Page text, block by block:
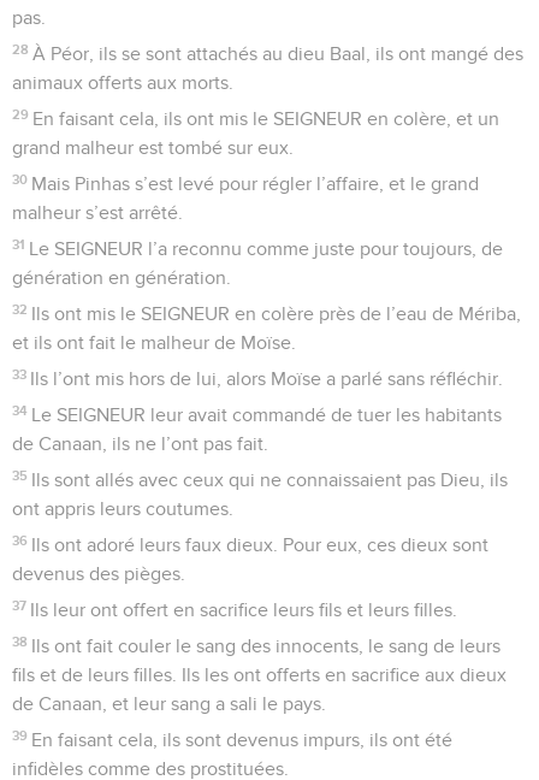
pas.
28 À Péor, ils se sont attachés au dieu Baal, ils ont mangé des
animaux offerts aux morts.
29 En faisant cela, ils ont mis le SEIGNEUR en colère, et un
grand malheur est tombé sur eux.
30 Mais Pinhas s’est levé pour régler l’affaire, et le grand
malheur s’est arrêté.
31 Le SEIGNEUR l’a reconnu comme juste pour toujours, de
génération en génération.
32 Ils ont mis le SEIGNEUR en colère près de l’eau de Mériba,
et ils ont fait le malheur de Moïse.
33 Ils l’ont mis hors de lui, alors Moïse a parlé sans réfléchir.
34 Le SEIGNEUR leur avait commandé de tuer les habitants
de Canaan, ils ne l’ont pas fait.
35 Ils sont allés avec ceux qui ne connaissaient pas Dieu, ils
ont appris leurs coutumes.
36 Ils ont adoré leurs faux dieux. Pour eux, ces dieux sont
devenus des pièges.
37 Ils leur ont offert en sacrifice leurs fils et leurs filles.
38 Ils ont fait couler le sang des innocents, le sang de leurs
fils et de leurs filles. Ils les ont offerts en sacrifice aux dieux
de Canaan, et leur sang a sali le pays.
39 En faisant cela, ils sont devenus impurs, ils ont été
infidèles comme des prostituées.